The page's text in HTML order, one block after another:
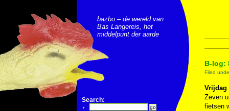
bazbo – de wereld van
Bas Langereis, het
middelpunt der aarde
Search:
B-log:
Filed
Vrijdag
Zeven
fietsen